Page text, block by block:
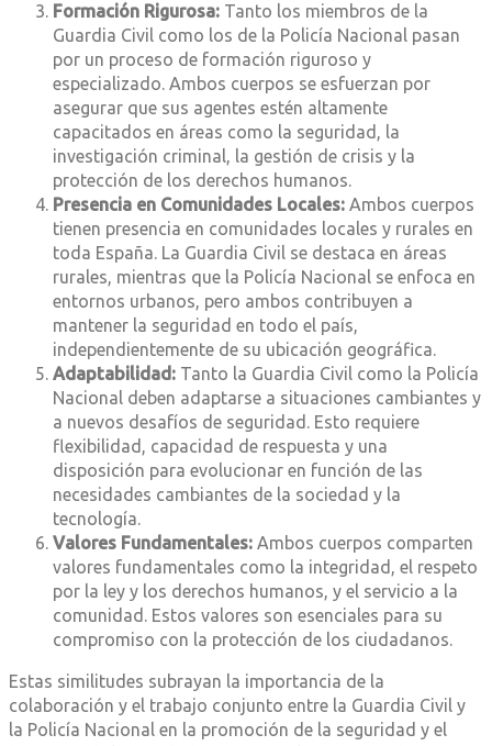
Formación Rigurosa: Tanto los miembros de la
Guardia Civil como los de la Policía Nacional pasan
por un proceso de formación riguroso y
especializado. Ambos cuerpos se esfuerzan por
asegurar que sus agentes estén altamente
capacitados en áreas como la seguridad, la
investigación criminal, la gestión de crisis y la
protección de los derechos humanos.
Presencia en Comunidades Locales: Ambos cuerpos
tienen presencia en comunidades locales y rurales en
toda España. La Guardia Civil se destaca en áreas
rurales, mientras que la Policía Nacional se enfoca en
entornos urbanos, pero ambos contribuyen a
mantener la seguridad en todo el país,
independientemente de su ubicación geográfica.
Adaptabilidad: Tanto la Guardia Civil como la Policía
Nacional deben adaptarse a situaciones cambiantes y
a nuevos desafíos de seguridad. Esto requiere
flexibilidad, capacidad de respuesta y una
disposición para evolucionar en función de las
necesidades cambiantes de la sociedad y la
tecnología.
Valores Fundamentales: Ambos cuerpos comparten
valores fundamentales como la integridad, el respeto
por la ley y los derechos humanos, y el servicio a la
comunidad. Estos valores son esenciales para su
compromiso con la protección de los ciudadanos.
Estas similitudes subrayan la importancia de la
colaboración y el trabajo conjunto entre la Guardia Civil y
la Policía Nacional en la promoción de la seguridad y el